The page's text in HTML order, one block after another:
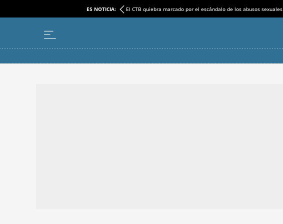
ES NOTICIA: El CTB quiebra marcado por el escándalo de los abusos sexuales